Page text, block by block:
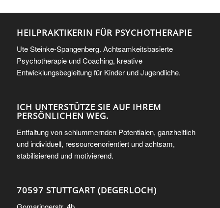
HEILPRAKTIKERIN FÜR PSYCHOTHERAPIE
Ute Steinke-Spangenberg. Achtsamkeitsbasierte
Psychotherapie und Coaching, kreative
Entwicklungsbegleitung für Kinder und Jugendliche.
ICH UNTERSTÜTZE SIE AUF IHREM
PERSÖNLICHEN WEG.
Entfaltung von schlummernden Potentialen, ganzheitlich
und individuell, ressourcenorientiert und achtsam,
stabilisierend und motivierend.
70597 STUTTGART (DEGERLOCH)